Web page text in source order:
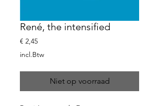
René, the intensified
€ 2,45Prijs
incl.Btw
Niet op voorraad